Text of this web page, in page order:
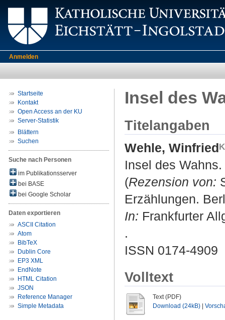
Anmelden
Startseite
Kontakt
Open Access an der KU
Server-Statistik
Blättern
Suchen
Suche nach Personen
im Publikationsserver
bei BASE
bei Google Scholar
Daten exportieren
ASCII Citation
Atom
BibTeX
Dublin Core
EP3 XML
EndNote
HTML Citation
JSON
Reference Manager
Simple Metadata
Insel des
Titelangaben
Wehle, Winfried
Insel des Wahns.
(Rezension von:
Erzählungen.
In: Frankfurter
.
ISSN 0174-4909
Volltext
Text (PDF)
Download (24kB)